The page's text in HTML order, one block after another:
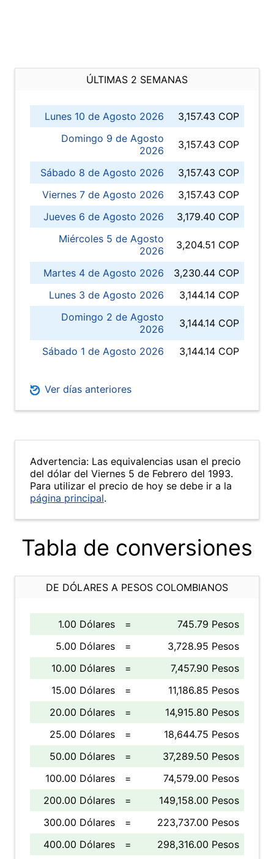
ÚLTIMAS 2 SEMANAS
Lunes 10 de Agosto 2026
3,157.43 COP
Domingo 9 de Agosto
2026
3,157.43 COP
Sábado 8 de Agosto 2026
3,157.43 COP
Viernes 7 de Agosto 2026
3,157.43 COP
Jueves 6 de Agosto 2026
3,179.40 COP
Miércoles 5 de Agosto
2026
3,204.51 COP
Martes 4 de Agosto 2026
3,230.44 COP
Lunes 3 de Agosto 2026
3,144.14 COP
Domingo 2 de Agosto
2026
3,144.14 COP
Sábado 1 de Agosto 2026 3,144.14 COP
Ver días anteriores
Advertencia: Las equivalencias usan el precio
del dólar del Viernes 5 de Febrero del 1993.
Para utilizar el precio de hoy se debe ir a la
página principal.
Tabla de conversiones
DE DÓLARES A PESOS COLOMBIANOS
1.00 Dólares =
745.79 Pesos
5.00 Dólares
=
3,728.95 Pesos
10.00 Dólares
=
7,457.90 Pesos
15.00 Dólares
=
11,186.85 Pesos
20.00 Dólares
=
14,915.80 Pesos
25.00 Dólares
=
18,644.75 Pesos
50.00 Dólares
=
37,289.50 Pesos
100.00 Dólares
=
74,579.00 Pesos
200.00 Dólares
=
149,158.00 Pesos
300.00 Dólares
=
223,737.00 Pesos
400.00 Dólares
=
298,316.00 Pesos